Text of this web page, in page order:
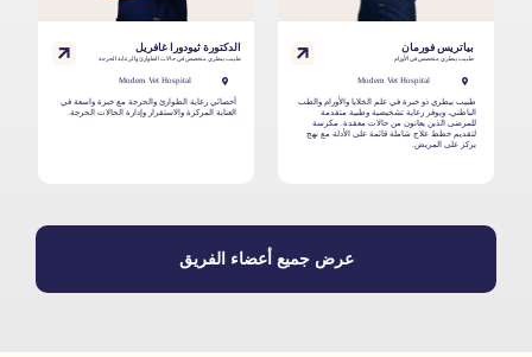
بياتريس فورمان
طبيب بيطري متخصص في الأورام
Modern Vet Hospital
طبيب بيطري ذو خبرة في علم الخلايا والأورام والطب
الباطني، ويوفر رعاية تشخيصية وطبية متقدمة
للمرضى الذين يعانون من حالات معقدة. مكرسة
لتقديم خطط علاج شاملة قائمة على الأدلة مع نهج
يركز على المريض.
الدكتورة ثيودورا غافريل
طبيب بيطري متخصص في حالات الطوارئ والرعاية الحرجة
Modern Vet Hospital
أخصائي رعاية الطوارئ والحرجة مع خبرة واسعة في
العناية المركزة والاستقرار وإدارة الحالات الحرجة.
عرض جميع أعضاء الفريق